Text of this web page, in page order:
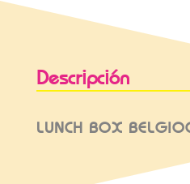
Descripción
LUNCH BOX